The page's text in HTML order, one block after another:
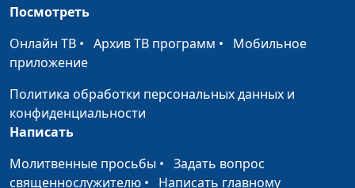
Душа
Дилемма
Размышление
(инструментальная)
Одиночество
(инструментальная)
Анжелика Вишня
Посмотреть
Онлайн ТВ • Архив ТВ программ • Мобильное
приложение
Политика обработки персональных данных и
конфиденциальности
Написать
Молитвенные просьбы • Задать вопрос
священнослужителю • Написать главному